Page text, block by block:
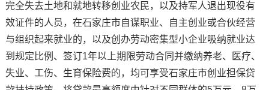
完全失去土地和就地转移创业农民，以及持军人退出现役有
效证件的人员，在石家庄市自谋职业、自主创业或合伙经营
与组织起来就业的，以及创办劳动密集型小企业吸纳就业达
到规定比例、签订1年以上期限劳动合同并缴纳养老、医疗、
失业、工伤、生育保险费的，均可享受石家庄市创业担保贷